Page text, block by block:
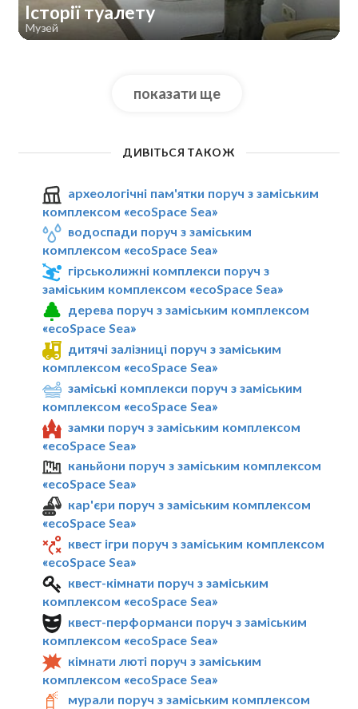
Історії туалету
Музей
показати ще
ДИВІТЬСЯ ТАКОЖ
археологічні пам'ятки поруч з заміським
комплексом «ecoSpace Sea»
водоспади поруч з заміським
комплексом «ecoSpace Sea»
гірськолижні комплекси поруч з
заміським комплексом «ecoSpace Sea»
дерева поруч з заміським комплексом
«ecoSpace Sea»
дитячі залізниці поруч з заміським
комплексом «ecoSpace Sea»
заміські комплекси поруч з заміським
комплексом «ecoSpace Sea»
замки поруч з заміським комплексом
«ecoSpace Sea»
каньйони поруч з заміським комплексом
«ecoSpace Sea»
кар'єри поруч з заміським комплексом
«ecoSpace Sea»
квест ігри поруч з заміським комплексом
«ecoSpace Sea»
квест-кімнати поруч з заміським
комплексом «ecoSpace Sea»
квест-перформанси поруч з заміським
комплексом «ecoSpace Sea»
кімнати люті поруч з заміським
комплексом «ecoSpace Sea»
мурали поруч з заміським комплексом